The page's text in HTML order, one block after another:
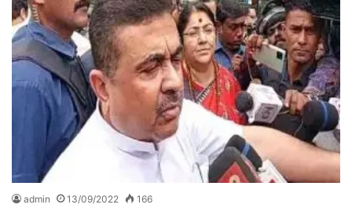
admin 13/09/2022 166